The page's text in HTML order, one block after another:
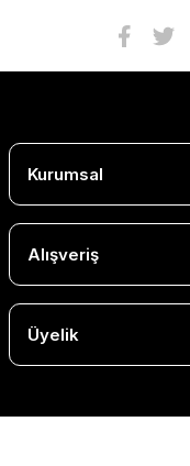
Kurumsal
Alışveriş
Üyelik